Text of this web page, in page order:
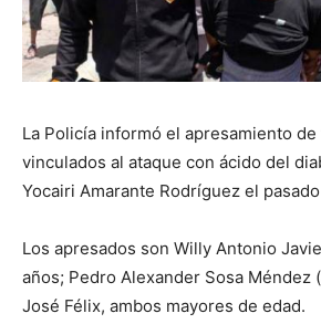
La Policía informó el apresamiento
vinculados al ataque con ácido del
Yocairi Amarante Rodríguez el
Los apresados son Willy Antonio
años; Pedro Alexander Sosa Méndez
José Félix, ambos mayores de edad.